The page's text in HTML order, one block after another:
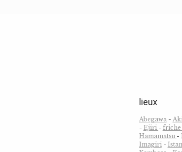
lieux
Abegawa-
- Ejiri - friche
Hamamatsu -
Imagiri-